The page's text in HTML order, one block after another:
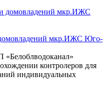
мкр.ИЖС Юго-